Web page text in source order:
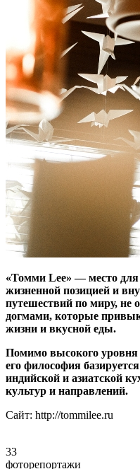
«Томми Lee» — место
жизненной позицией и
путешествий по миру, не
догмами, которые
жизни и вкусной еды.
Помимо высокого уровня
его философия
индийской и азиатской
культур и направлений.
Сайт: http://tommilee.ru
33
фоторепортажи